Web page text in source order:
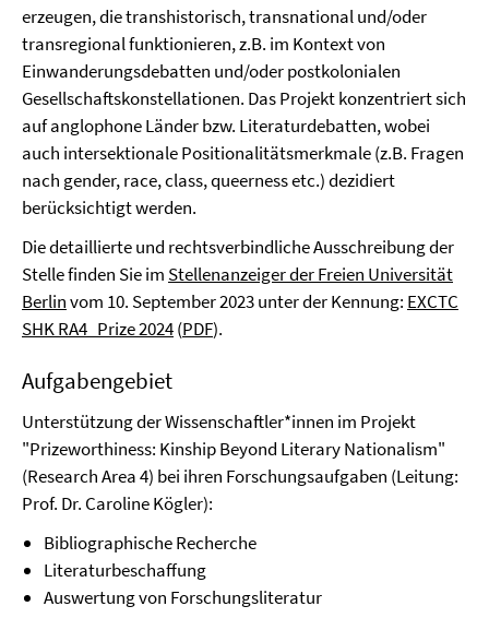
erzeugen, die transhistorisch, transnational und/oder
transregional funktionieren, z.B. im Kontext von
Einwanderungsdebatten und/oder postkolonialen
Gesellschaftskonstellationen. Das Projekt konzentriert sich
auf anglophone Länder bzw. Literaturdebatten, wobei
auch intersektionale Positionalitätsmerkmale (z.B. Fragen
nach gender, race, class, queerness etc.) dezidiert
berücksichtigt werden.
Die detaillierte und rechtsverbindliche Ausschreibung der
Stelle finden Sie im Stellenanzeiger der Freien Universität
Berlinvom 10. September 2023 unter der Kennung: EXCTC
SHK RA4_Prize 2024(PDF).
Aufgabengebiet
Unterstützung der Wissenschaftler*innen im Projekt
"Prizeworthiness: Kinship Beyond Literary Nationalism"
(Research Area 4) bei ihren Forschungsaufgaben (Leitung:
Prof. Dr. Caroline Kögler):
Bibliographische Recherche
Literaturbeschaffung
Auswertung von Forschungsliteratur